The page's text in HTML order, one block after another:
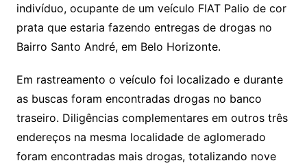
indivíduo, ocupante de um veículo FIAT Palio de cor
prata que estaria fazendo entregas de drogas no
Bairro Santo André, em Belo Horizonte.
Em rastreamento o veículo foi localizado e durante
as buscas foram encontradas drogas no banco
traseiro. Diligências complementares em outros três
endereços na mesma localidade de aglomerado
foram encontradas mais drogas, totalizando nove